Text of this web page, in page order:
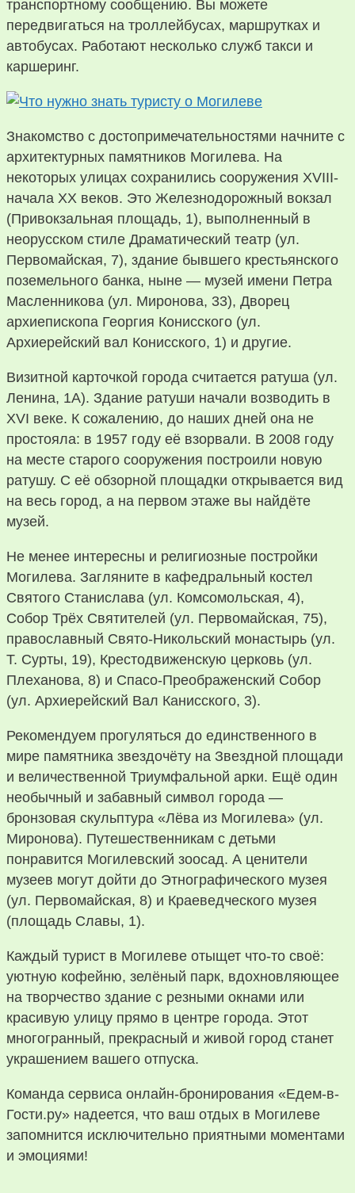
транспортному сообщению. Вы можете
передвигаться на троллейбусах, маршрутках и
автобусах. Работают несколько служб такси и
каршеринг.
Знакомство с достопримечательностями начните с
архитектурных памятников Могилева. На
некоторых улицах сохранились сооружения XVIII-
начала ХХ веков. Это Железнодорожный вокзал
(Привокзальная площадь, 1), выполненный в
неорусском стиле Драматический театр (ул.
Первомайская, 7), здание бывшего крестьянского
поземельного банка, ныне — музей имени Петра
Масленникова (ул. Миронова, 33), Дворец
архиепископа Георгия Конисского (ул.
Архиерейский вал Конисского, 1) и другие.
Визитной карточкой города считается ратуша (ул.
Ленина, 1А). Здание ратуши начали возводить в
XVI веке. К сожалению, до наших дней она не
простояла: в 1957 году её взорвали. В 2008 году
на месте старого сооружения построили новую
ратушу. С её обзорной площадки открывается вид
на весь город, а на первом этаже вы найдёте
музей.
Не менее интересны и религиозные постройки
Могилева. Загляните в кафедральный костел
Святого Станислава (ул. Комсомольская, 4),
Собор Трёх Святителей (ул. Первомайская, 75),
православный Свято-Никольский монастырь (ул.
Т. Сурты, 19), Крестодвиженскую церковь (ул.
Плеханова, 8) и Спасо-Преображенский Собор
(ул. Архиерейский Вал Канисского, 3).
Рекомендуем прогуляться до единственного в
мире памятника звездочёту на Звездной площади
и величественной Триумфальной арки. Ещё один
необычный и забавный символ города —
бронзовая скульптура «Лёва из Могилева» (ул.
Миронова)‎. Путешественникам с детьми
понравится Могилевский зоосад. А ценители
музеев могут дойти до Этнографического музея
(ул. Первомайская, 8) и Краеведческого музея
(площадь Славы, 1).
Каждый турист в Могилеве отыщет что-то своё:
уютную кофейню, зелёный парк, вдохновляющее
на творчество здание с резными окнами или
красивую улицу прямо в центре города. Этот
многогранный, прекрасный и живой город станет
украшением вашего отпуска.
Команда сервиса онлайн-бронирования «Едем-в-
Гости.ру»‎ надеется, что ваш отдых в Могилеве
запомнится исключительно приятными моментами
и эмоциями!